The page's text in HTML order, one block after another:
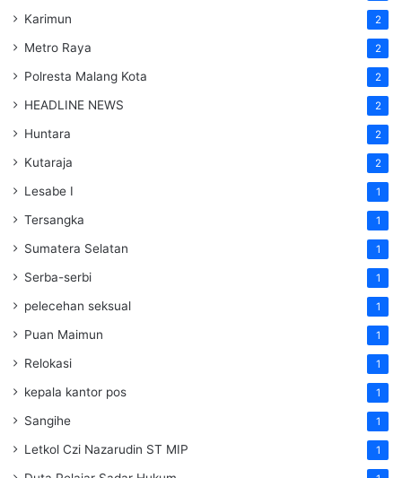
Karimun 2
Metro Raya 2
Polresta Malang Kota 2
HEADLINE NEWS 2
Huntara 2
Kutaraja 2
Lesabe I 1
Tersangka 1
Sumatera Selatan 1
Serba-serbi 1
pelecehan seksual 1
Puan Maimun 1
Relokasi 1
kepala kantor pos 1
Sangihe 1
Letkol Czi Nazarudin ST MIP 1